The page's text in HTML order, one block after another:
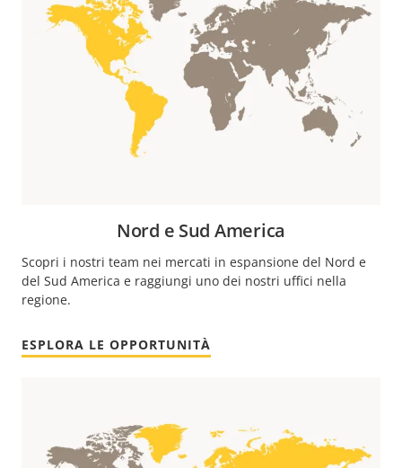
Nord e Sud America
Scopri i nostri team nei mercati in espansione del Nord e
del Sud America e raggiungi uno dei nostri uffici nella
regione.
ESPLORA LE OPPORTUNITÀ